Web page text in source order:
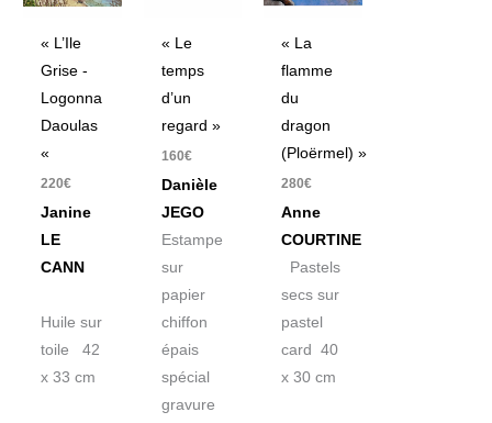
« L’Ile
Grise -
Logonna
Daoulas
«
220€
Janine
LE
CANN
Huile sur
toile 42
x 33 cm
« Le
temps
d’un
regard »
160€
Danièle
JEGO
Estampe
sur
papier
chiffon
épais
spécial
gravure
« La
flamme
du
dragon
(Ploërmel) »
280€
Anne
COURTINE
Pastels
secs sur
pastel
card 40
x 30 cm